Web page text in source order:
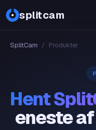
splitcam
SplitCam / Produkter
Hent
eneste